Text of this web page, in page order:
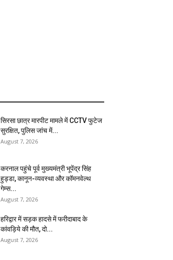
सिरसा छात्र मारपीट मामले में CCTV फुटेज
सुरक्षित, पुलिस जांच में...
August 7, 2026
करनाल पहुंचे पूर्व मुख्यमंत्री भूपेंद्र सिंह
हुड्डा, कानून-व्यवस्था और कॉमनवेल्थ
गेम्स...
August 7, 2026
हरिद्वार में सड़क हादसे में फरीदाबाद के
कांवड़िये की मौत, दो...
August 7, 2026